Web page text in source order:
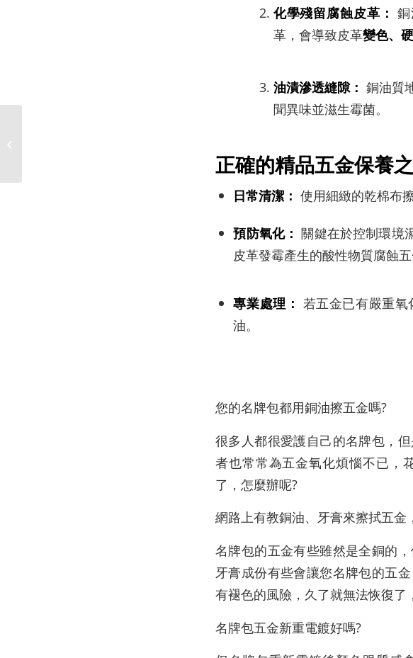
化學殘留腐蝕皮革：
革，會導致皮革變色、
油漬滲透縫隙： 銅油質
聞異味並滋生霉菌。
正確的精品五金保養
日常清潔： 使用細緻的乾棉布
預防氧化： 關鍵在於控制環境
皮革發霉產生的酸性物質腐蝕五
專業處理： 若五金已有嚴重
油。
您的名牌包都用銅油擦五金嗎?
很多人都很愛護自己的名牌包，
者也常常為五金氧化煩惱不已，
了，怎麼辦呢?
網路上有教銅油、牙膏來擦拭五
名牌包的五金有些雖然是全銅的
牙膏成份有些會讓您名牌包的五
有褪色的風險，久了就無法恢復了
名牌包五金新重電鍍好嗎?